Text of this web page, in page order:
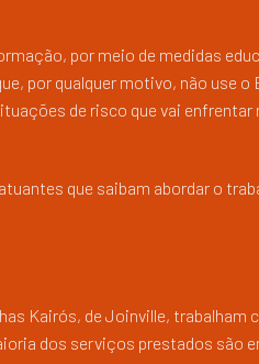
por meio de medidas
por qualquer motivo, não use o
de risco que vai enfrentar
que saibam abordar o
Kairós, de Joinville, trabalham
dos serviços prestados são